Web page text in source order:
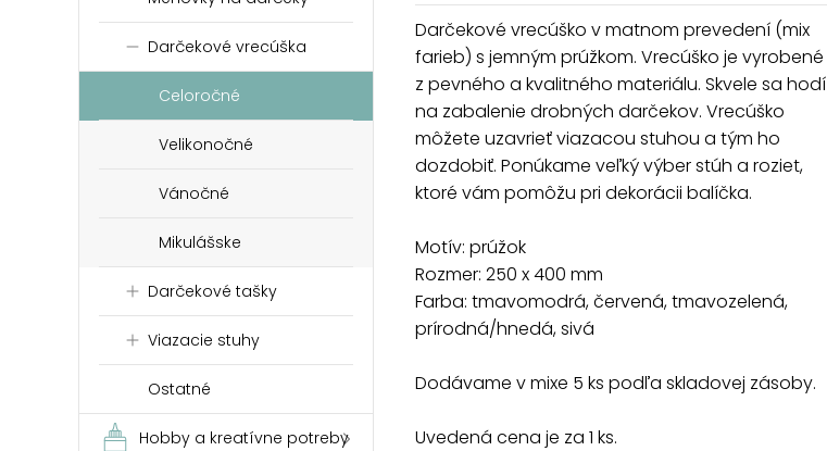
Darčekové vrecúška
Celoročné
Velikonočné
Vánočné
Mikulášske
Darčekové tašky
Viazacie stuhy
Ostatné
Hobby a kreatívne potreby
Darčekové vrecúško v matnom prevedení (mix
farieb) s jemným prúžkom. Vrecúško je vyrobené
z pevného a kvalitného materiálu. Skvele sa hodí
na zabalenie drobných darčekov. Vrecúško
môžete uzavrieť viazacou stuhou a tým ho
dozdobiť. Ponúkame veľký výber stúh a roziet,
ktoré vám pomôžu pri dekorácii balíčka.
Motív: prúžok
Rozmer: 250 x 400 mm
Farba: tmavomodrá, červená, tmavozelená,
prírodná/hnedá, sivá
Dodávame v mixe 5 ks podľa skladovej zásoby.
Uvedená cena je za 1 ks.